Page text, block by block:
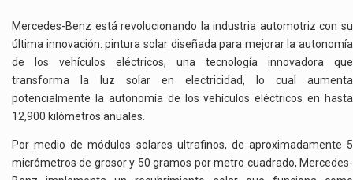
Mercedes-Benz está revolucionando la industria automotriz con su
última innovación: pintura solar diseñada para mejorar la autonomía
de los vehículos eléctricos, una tecnología innovadora que
transforma la luz solar en electricidad, lo cual aumenta
potencialmente la autonomía de los vehículos eléctricos en hasta
12,900 kilómetros anuales.
Por medio de módulos solares ultrafinos, de aproximadamente 5
micrómetros de grosor y 50 gramos por metro cuadrado, Mercedes-